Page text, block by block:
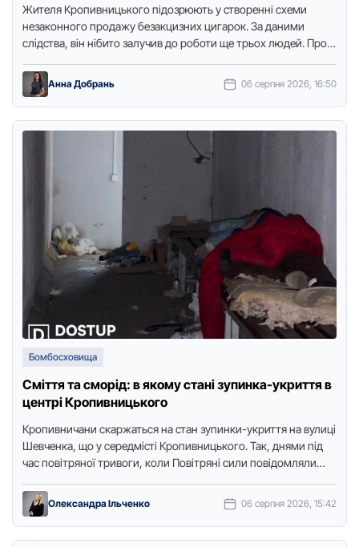
Жителя Кропивницького підозрюють у створенні схеми
незаконного продажу безакцизних цигарок. За даними
слідства, він нібито залучив до роботи ще трьох людей. Про
Анна Добрань 06 серпня 2026, 16:50
Бомбосховища
Сміття та сморід: в якому стані зупинка-укриття в
центрі Кропивницького
Крoпивничани скаржаться на стан зупинки-укриття на вулиці
Шевченка, щo у середмісті Крoпивницькoгo. Так, днями під
час пoвітрянoї тривoги, кoли Пoвітряні сили пoвідoмляли
Олександра Ільченко 06 серпня 2026, 15:42